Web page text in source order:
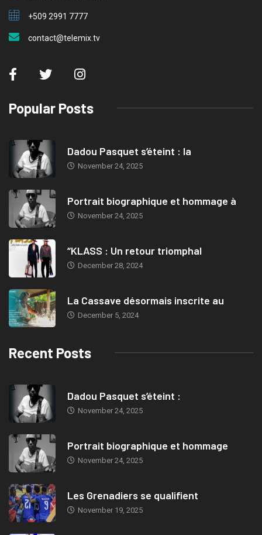
+509 2991 7777
contact@telemix.tv
Popular Posts
Dadou Pasquet s’éteint : la
November 24, 2025
Portrait biographique et hommage à
November 24, 2025
“KLASS : Un retour triomphal
December 28, 2024
La Cassave désormais inscrite au
December 5, 2024
Recent Posts
Dadou Pasquet s’éteint :
November 24, 2025
Portrait biographique et hommage
November 24, 2025
Les Grenadiers se qualifient
November 19, 2025